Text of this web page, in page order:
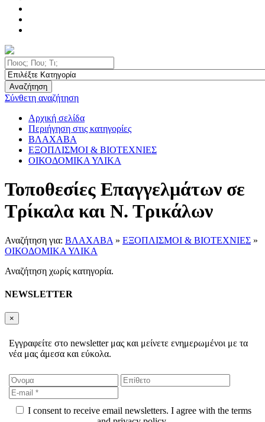
Αναζήτηση
Σύνθετη αναζήτηση
Αρχική σελίδα
Περιήγηση στις κατηγορίες
ΒΛΑΧΑΒΑ
ΕΞΟΠΛΙΣΜΟΙ & ΒΙΟΤΕΧΝΙΕΣ
ΟΙΚΟΔΟΜΙΚΑ ΥΛΙΚΑ
Τοποθεσίες Επαγγελμάτων σε
Τρίκαλα και Ν. Τρικάλων
Αναζήτηση για: ΒΛΑΧΑΒΑ » ΕΞΟΠΛΙΣΜΟΙ & ΒΙΟΤΕΧΝΙΕΣ »
ΟΙΚΟΔΟΜΙΚΑ ΥΛΙΚΑ
Αναζήτηση χωρίς κατηγορία.
NEWSLETTER
×
Εγγραφείτε στο newsletter μας και μείνετε ενημερωμένοι με τα
νέα μας άμεσα και εύκολα.
I consent to receive email newsletters. I agree with the terms